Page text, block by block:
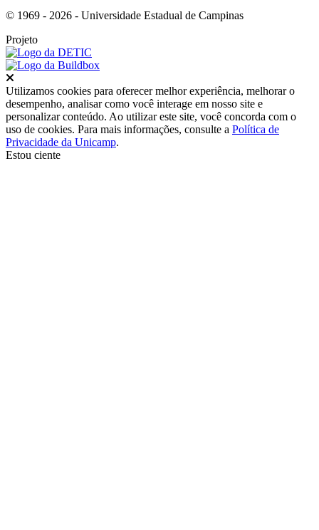
© 1969 - 2026 - Universidade Estadual de Campinas
Projeto
Utilizamos cookies para oferecer melhor experiência, melhorar o
desempenho, analisar como você interage em nosso site e
personalizar conteúdo. Ao utilizar este site, você concorda com o
uso de cookies. Para mais informações, consulte a Política de
Privacidade da Unicamp.
Estou ciente